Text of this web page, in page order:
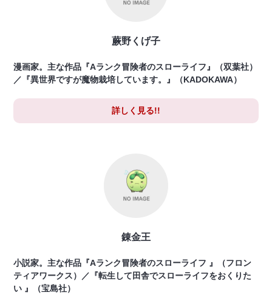
蕨野くげ子
漫画家。主な作品『Aランク冒険者のスローライフ』（双葉社）
／『異世界ですが魔物栽培しています。』（KADOKAWA）
詳しく見る!!
錬金王
小説家。主な作品『Aランク冒険者のスローライフ 』（フロン
ティアワークス）／『転生して田舎でスローライフをおくりた
い 』（宝島社）